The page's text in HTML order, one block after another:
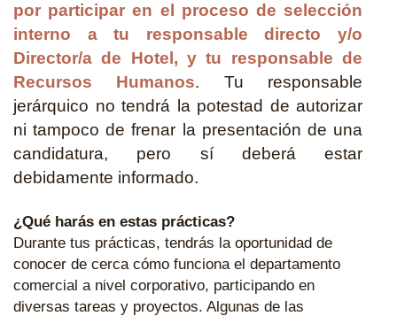
por participar en el proceso de selección
interno a tu responsable directo y/o
Director/a de Hotel, y tu responsable de
Recursos Humanos. Tu responsable
jerárquico no tendrá la potestad de autorizar
ni tampoco de frenar la presentación de una
candidatura, pero sí deberá estar
debidamente informado.
¿Qué harás en estas prácticas?
Durante tus prácticas, tendrás la oportunidad de
conocer de cerca cómo funciona el departamento
comercial a nivel corporativo, participando en
diversas tareas y proyectos. Algunas de las